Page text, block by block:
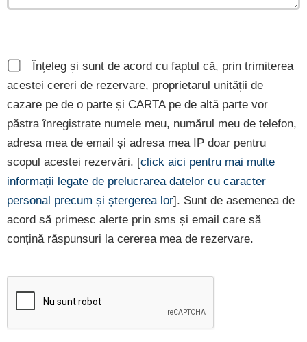
Înțeleg și sunt de acord cu faptul că, prin trimiterea
acestei cereri de rezervare, proprietarul unității de
cazare pe de o parte și CARTA pe de altă parte vor
păstra înregistrate numele meu, numărul meu de telefon,
adresa mea de email și adresa mea IP doar pentru
scopul acestei rezervări. [click aici pentru mai multe
informații legate de prelucrarea datelor cu caracter
personal precum și ștergerea lor]. Sunt de asemenea de
acord să primesc alerte prin sms și email care să
conțină răspunsuri la cererea mea de rezervare.